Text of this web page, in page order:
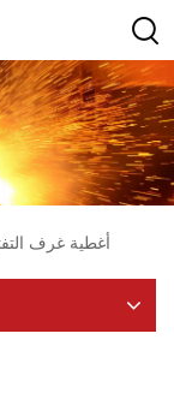
أغطية غرف